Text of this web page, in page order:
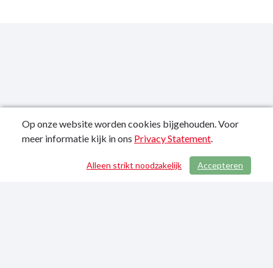
/ 756
Publicatiedatum: 21-01-2022
Op onze website worden cookies bijgehouden. Voor
meer informatie kijk in ons Privacy Statement.
Accepteren
Alleen strikt noodzakelijk